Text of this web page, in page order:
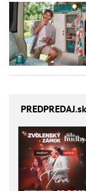
PREDPREDAJ